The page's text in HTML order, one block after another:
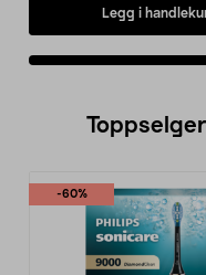
Legg i
-60%